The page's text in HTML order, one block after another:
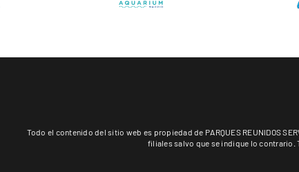
Todo el contenido del sitio web es propiedad de PARQUES REUNIDOS
filiales salvo que se indique lo contrario.